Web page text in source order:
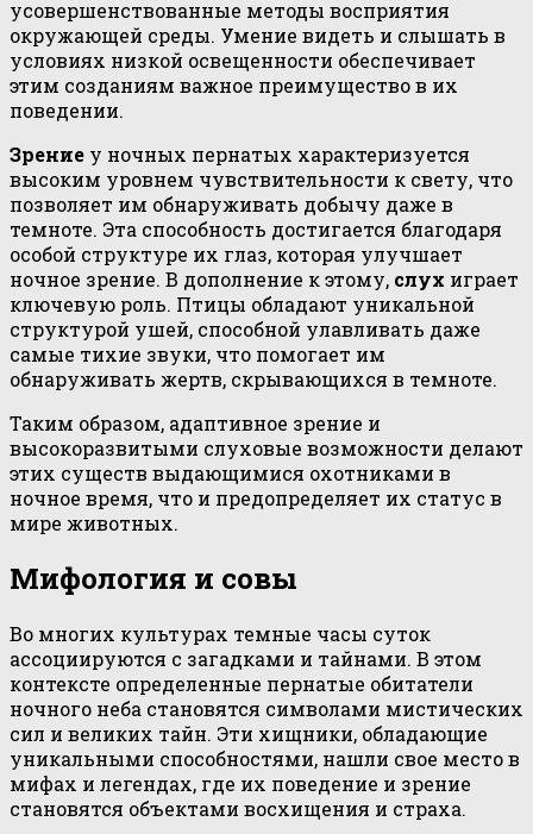
усовершенствованные методы восприятия
окружающей среды. Умение видеть и слышать в
условиях низкой освещенности обеспечивает
этим созданиям важное преимущество в их
поведении.
Зрение у ночных пернатых характеризуется
высоким уровнем чувствительности к свету, что
позволяет им обнаруживать добычу даже в
темноте. Эта способность достигается благодаря
особой структуре их глаз, которая улучшает
ночное зрение. В дополнение к этому, слух играет
ключевую роль. Птицы обладают уникальной
структурой ушей, способной улавливать даже
самые тихие звуки, что помогает им
обнаруживать жертв, скрывающихся в темноте.
Таким образом, адаптивное зрение и
высокоразвитыми слуховые возможности делают
этих существ выдающимися охотниками в
ночное время, что и предопределяет их статус в
мире животных.
Мифология и совы
Во многих культурах темные часы суток
ассоциируются с загадками и тайнами. В этом
контексте определенные пернатые обитатели
ночного неба становятся символами мистических
сил и великих тайн. Эти хищники, обладающие
уникальными способностями, нашли свое место в
мифах и легендах, где их поведение и зрение
становятся объектами восхищения и страха.